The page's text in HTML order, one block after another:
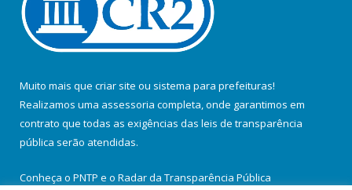
Muito mais que criar site ou sistema para prefeituras!
Realizamos uma assessoria completa, onde garantimos em
contrato que todas as exigências das leis de transparência
pública serão atendidas.
Conheça o PNTP e o Radar da Transparência Pública